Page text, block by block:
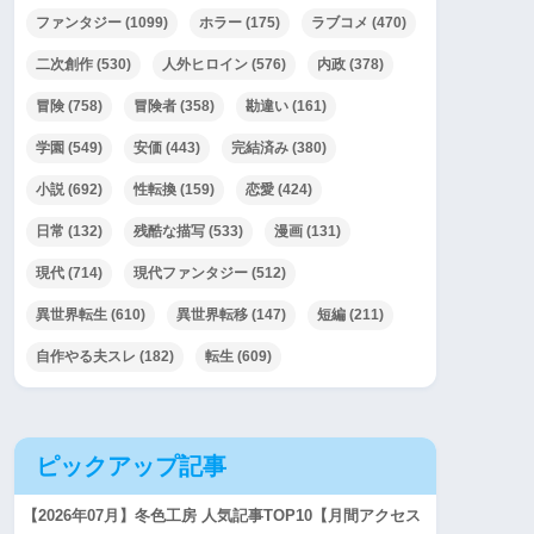
ファンタジー (1099) ホラー (175) ラブコメ (470)
二次創作 (530) 人外ヒロイン (576) 内政 (378)
冒険 (758) 冒険者 (358) 勘違い (161)
学園 (549) 安価 (443) 完結済み (380)
小説(692) 性転換 (159) 恋愛 (424)
日常 (132) 残酷な描写 (533) 漫画 (131)
現代 (714) 現代ファンタジー (512)
異世界転生 (610) 異世界転移 (147) 短編 (211)
自作やる夫スレ (182) 転生 (609)
ピックアップ記事
【2026年07月】冬色工房 人気記事TOP10【月間アクセス